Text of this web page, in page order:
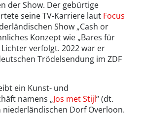
der Show. Der gebürtige
seine TV-Karriere laut Focus
Show „Cash or
Konzept wie „Bares für
verfolgt. 2022 war er
Trödelsendung im ZDF
ein Kunst- und
namens „Jos met Stijl“ (dt.
niederländischen Dorf Overloon.